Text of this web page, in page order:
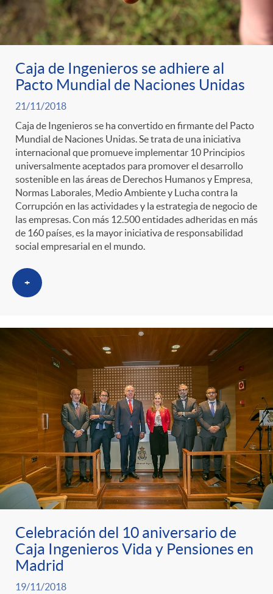
o
r
i
a
s
Caja de Ingenieros se adhiere al
Pacto Mundial de Naciones Unidas
21/11/2018
Caja de Ingenieros se ha convertido en firmante del Pacto
Mundial de Naciones Unidas. Se trata de una iniciativa
internacional que promueve implementar 10 Principios
universalmente aceptados para promover el desarrollo
sostenible en las áreas de Derechos Humanos y Empresa,
Normas Laborales, Medio Ambiente y Lucha contra la
Corrupción en las actividades y la estrategia de negocio de
las empresas. Con más 12.500 entidades adheridas en más
de 160 países, es la mayor iniciativa de responsabilidad
social empresarial en el mundo.
+
Celebración del 10 aniversario de
Caja Ingenieros Vida y Pensiones en
Madrid
19/11/2018